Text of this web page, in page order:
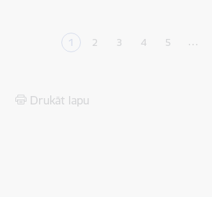
Pašreizējā lapa
1 Lapa
2 Lapa
3 Lapa
4 Lapa
5 …
Drukāt lapu